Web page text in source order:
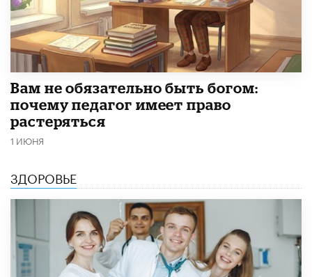
​Вам не обязательно быть богом:
почему педагог имеет право
растеряться
1 ИЮНЯ
ЗДОРОВЬЕ